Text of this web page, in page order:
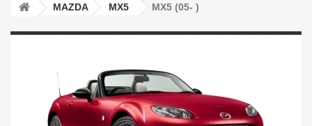
MAZDA MX5 MX5 (05- )